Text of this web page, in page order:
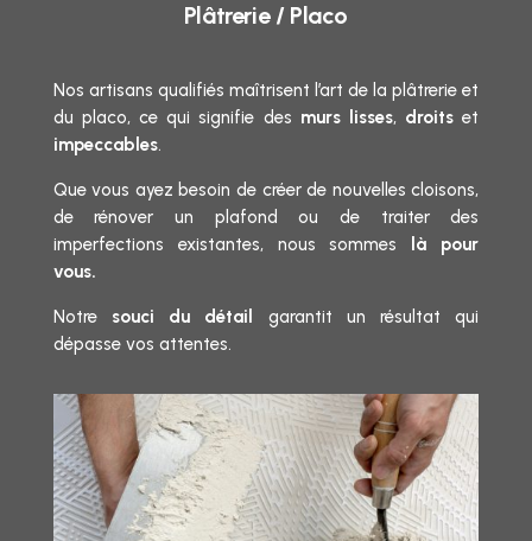
Plâtrerie/ Placo
Nos artisans qualifiés maîtrisent l’art de la plâtrerie et
du placo, ce qui signifie des murs lisses, droits et
impeccables.
Que vous ayez besoin de créer de nouvelles cloisons,
de rénover un plafond ou de traiter des
imperfections existantes, nous sommes
là pour
vous.
Notre souci du détail
garantit un résultat qui
dépasse vos attentes.